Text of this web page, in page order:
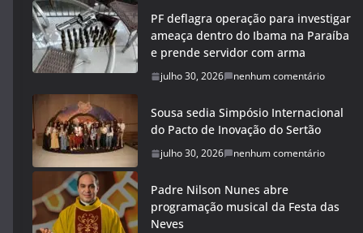
PF deflagra operação para investigar
ameaça dentro do Ibama na Paraíba
e prende servidor com arma
julho 30, 2026 nenhum comentário
Sousa sedia Simpósio Internacional
do Pacto de Inovação do Sertão
julho 30, 2026 nenhum comentário
Padre Nilson Nunes abre
programação musical da Festa das
Neves